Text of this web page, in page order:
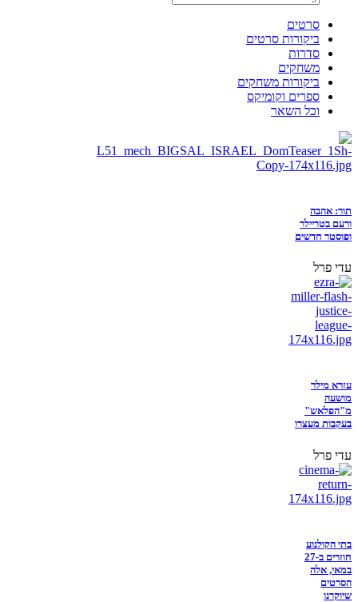
סרטים
ביקורות סרטים
סדרות
משחקים
ביקורות משחקים
ספרים וקומיקס
וכל השאר
תור: אהבה
ורעם בטריילר
ופוסטר חדשים
עדי פרל
עזרא מילר
מושעה
מ"הפלאש"
בעקבות מעצרו
עדי פרל
בתי הקולנוע
חוזרים ב-27
במאי, אלה
הסרטים
שיוקרנו